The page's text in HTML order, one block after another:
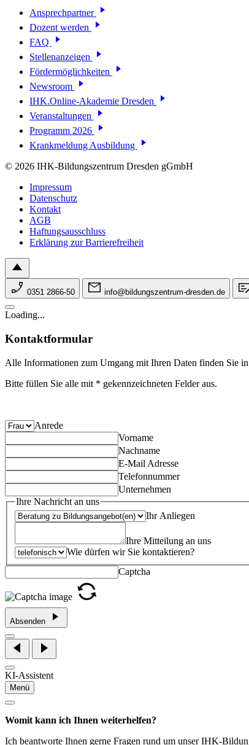
Ansprechpartner
Dozent werden
FAQ
Stellenanzeigen
Fördermöglichkeiten
Newsroom
IHK.Online-Akademie Dresden
Veranstaltungen
Programm 2026
Krankmeldung Ausbildung
© 2026 IHK-Bildungszentrum Dresden gGmbH
Impressum
Datenschutz
Kontakt
AGB
Haftungsausschluss
Erklärung zur Barrierefreiheit
0351 2866-50 info@bildungszentrum-dresden.de
Loading...
Kontaktformular
Alle Informationen zum Umgang mit Ihren Daten finden Sie
Bitte füllen Sie alle mit * gekennzeichneten Felder aus.
Anrede
Vorname
Nachname
E-Mail Adresse
Telefonnummer
Unternehmen
Ihre Nachricht an uns
Ihr Anliegen
Ihre Mitteilung an uns
Wie dürfen wir Sie kontaktieren?
Captcha
Absenden
KI-Assistent
Menü
Womit kann ich Ihnen weiterhelfen?
Ich beantworte Ihnen gerne Fragen rund um unser IHK-